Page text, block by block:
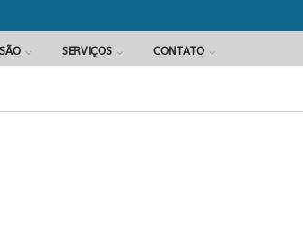
SERVIÇOS CONTATO